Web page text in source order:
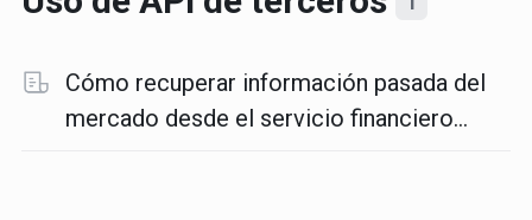
Cómo recuperar información pasada del
mercado desde el servicio financiero